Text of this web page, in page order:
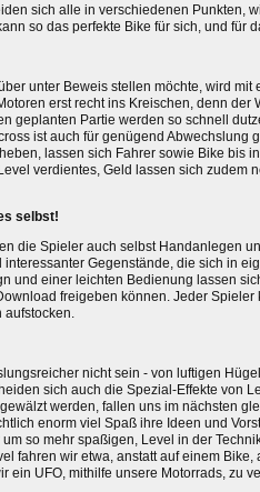
sich alle in verschiedenen Punkten,
so das perfekte Bike für sich, und für
unter Beweis stellen möchte, wird mit
erst recht ins Kreischen, denn der
geplanten Partie werden so schnell
ist auch für genügend Abwechslung
lassen sich Fahrer sowie Bike bis
verdientes, Geld lassen sich zudem
selbst!
die Spieler auch selbst Handanlegen
Gegenstände, die sich in
und einer leichten Bedienung lassen
freigeben können. Jeder Spieler
aufstocken.
nicht sein - von luftigen
sich auch die Spezial-Effekte von
werden, fallen uns im nächsten
enorm viel Spaß ihre Ideen und
so mehr spaßigen, Level in der
fahren wir etwa, anstatt auf einem Bike,
ein UFO, mithilfe unsere Motorrads, zu